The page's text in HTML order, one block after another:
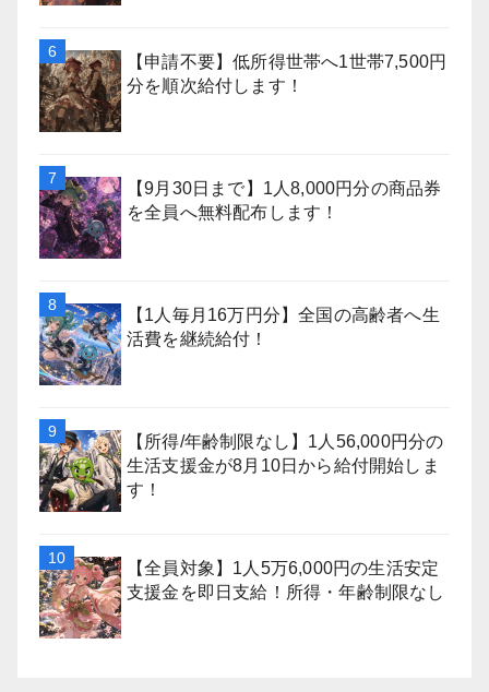
【申請不要】低所得世帯へ1世帯7,500円
分を順次給付します！
【9月30日まで】1人8,000円分の商品券
を全員へ無料配布します！
【1人毎月16万円分】全国の高齢者へ生
活費を継続給付！
【所得/年齢制限なし】1人56,000円分の
生活支援金が8月10日から給付開始しま
す！
【全員対象】1人5万6,000円の生活安定
支援金を即日支給！所得・年齢制限なし